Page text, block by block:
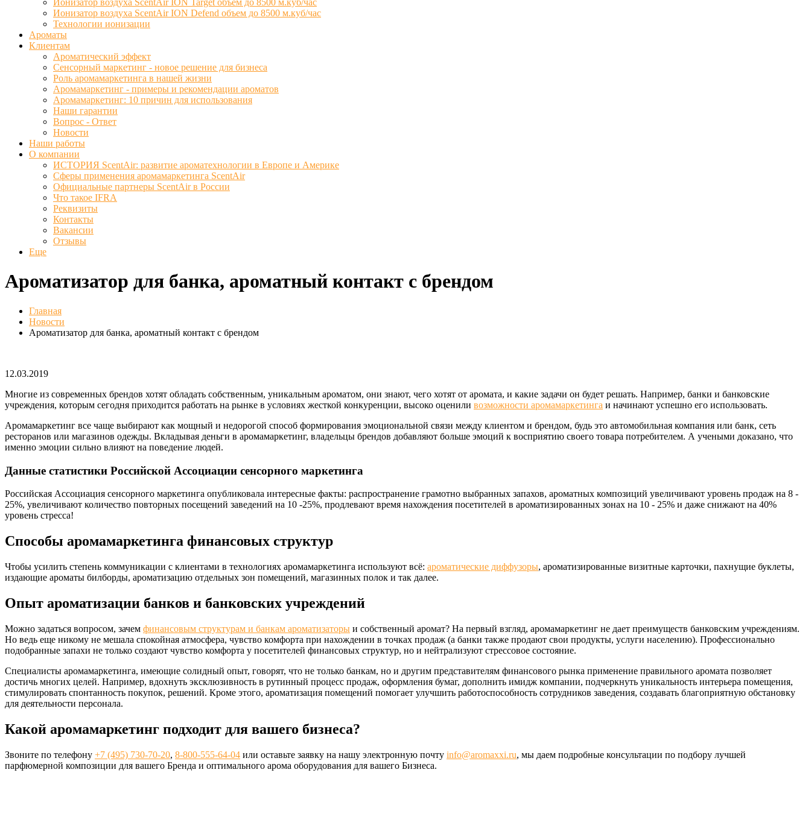
Ионизатор воздуха ScentAir ION Target объем до 8500 м.куб/час
Ионизатор воздуха ScentAir ION Defend объем до 8500 м.куб/час
Технологии ионизации
Ароматы
Клиентам
Ароматический эффект
Сенсорный маркетинг - новое решение для бизнеса
Роль аромамаркетинга в нашей жизни
Аромамаркетинг - примеры и рекомендации ароматов
Аромамаркетинг: 10 причин для использования
Наши гарантии
Вопрос - Ответ
Новости
Наши работы
О компании
ИСТОРИЯ ScentAir: развитие ароматехнологии в Европе и Америке
Сферы применения аромамаркетинга ScentAir
Официальные партнеры ScentAir в России
Что такое IFRA
Реквизиты
Контакты
Вакансии
Отзывы
Еще
Ароматизатор для банка, ароматный контакт с брендом
Главная
Новости
Ароматизатор для банка, ароматный контакт с брендом
12.03.2019
Многие из современных брендов хотят обладать собственным, уникальным ароматом, они знают, чего хотят от аромата, и какие задачи он будет решать. Например, банки и банковские
учреждения, которым сегодня приходится работать на рынке в условиях жесткой конкуренции, высоко оценили возможности аромамаркетинга и начинают успешно его использовать.
Аромамаркетинг все чаще выбирают как мощный и недорогой способ формирования эмоциональной связи между клиентом и брендом, будь это автомобильная компания или банк, сеть
ресторанов или магазинов одежды. Вкладывая деньги в аромамаркетинг, владельцы брендов добавляют больше эмоций к восприятию своего товара потребителем. А учеными доказано, что
именно эмоции сильно влияют на поведение людей.
Данные статистики Российской Ассоциации сенсорного маркетинга
Российская Ассоциация сенсорного маркетинга опубликовала интересные факты: распространение грамотно выбранных запахов, ароматных композиций увеличивают уровень продаж на 8 -
25%, увеличивают количество повторных посещений заведений на 10 -25%, продлевают время нахождения посетителей в ароматизированных зонах на 10 - 25% и даже снижают на 40%
уровень стресса!
Способы аромамаркетинга финансовых структур
Чтобы усилить степень коммуникации с клиентами в технологиях аромамаркетинга используют всё: ароматические диффузоры, ароматизированные визитные карточки, пахнущие буклеты,
издающие ароматы билборды, ароматизацию отдельных зон помещений, магазинных полок и так далее.
Опыт ароматизации банков и банковских учреждений
Можно задаться вопросом, зачем финансовым структурам и банкам ароматизаторы и собственный аромат? На первый взгляд, аромамаркетинг не дает преимуществ банковским учреждениям.
Но ведь еще никому не мешала спокойная атмосфера, чувство комфорта при нахождении в точках продаж (а банки также продают свои продукты, услуги населению). Профессионально
подобранные запахи не только создают чувство комфорта у посетителей финансовых структур, но и нейтрализуют стрессовое состояние.
Специалисты аромамаркетинга, имеющие солидный опыт, говорят, что не только банкам, но и другим представителям финансового рынка применение правильного аромата позволяет
достичь многих целей. Например, вдохнуть эксклюзивность в рутинный процесс продаж, оформления бумаг, дополнить имидж компании, подчеркнуть уникальность интерьера помещения,
стимулировать спонтанность покупок, решений. Кроме этого, ароматизация помещений помогает улучшить работоспособность сотрудников заведения, создавать благоприятную обстановку
для деятельности персонала.
Какой аромамаркетинг подходит для вашего бизнеса?
Звоните по телефону +7 (495) 730-70-20, 8-800-555-64-04 или оставьте заявку на нашу электронную почту info@aromaxxi.ru, мы даем подробные консультации по подбору лучшей
парфюмерной композиции для вашего Бренда и оптимального арома оборудования для вашего Бизнеса.